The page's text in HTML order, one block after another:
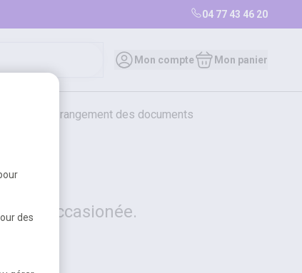
04 77 43 46 20
Mon compte Mon panier
et rangement des documents
occasionée.
des